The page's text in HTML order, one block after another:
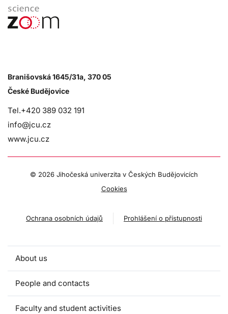
Branišovská 1645/31a, 370 05
České Budějovice
Tel.+420 389 032 191
info@jcu.cz
www.jcu.cz
© 2026 Jihočeská univerzita v Českých Budějovicích
Cookies
Ochrana osobních údajů Prohlášení o přístupnosti
About us
People and contacts
Faculty and student activities